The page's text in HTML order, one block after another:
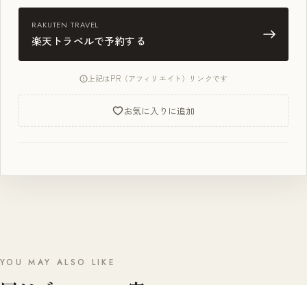
RAKUTEN TRAVEL
楽天トラベルで予約する
上記はPR（アフィリエイト）リンクです
お気に入りに追加
YOU MAY ALSO LIKE